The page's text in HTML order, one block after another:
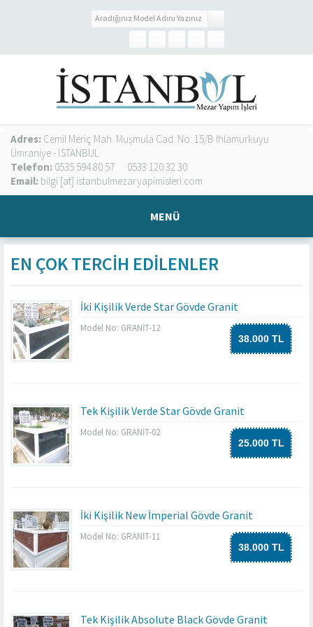
Adres: Cemil Meriç Mah. Muşmula Cad. No: 15/B Ihlamurkuyu
Ümraniye - İSTANBUL
Telefon: 0535 594 80 57
0533 120 32 30
Email: bilgi [at] istanbulmezaryapimisleri.com
MENÜ
EN ÇOK TERCIH EDILENLER
İki Kişilik Verde Star Gövde Granit
Model No: GRANİT-12
38.000 TL
Tek Kişilik Verde Star Gövde Granit
Model No: GRANİT-02
25.000 TL
İki Kişilik New İmperial Gövde Granit
Model No: GRANİT-11
38.000 TL
Tek Kişilik Absolute Black Gövde Granit